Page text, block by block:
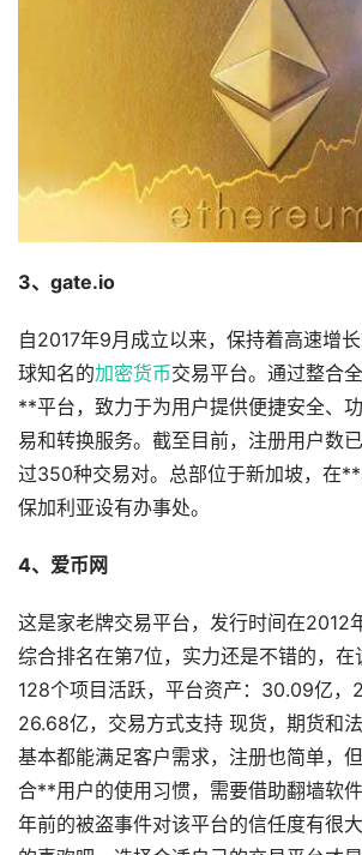
3、gate.io
自2017年9月成立以来，保持着高速增
球知名的加密货币交易平台。通过整合
**平台，致力于为用户提供便捷安全、
易和转换服务。截至目前，注册用户数
过350种交易对。总部位于新加坡，在
保加利亚设有办事处。
4、爱币网
这是家老牌交易平台，发行时间在2012
综合排名在第7位，实力还是不错的，在
128个项目活跃，平台资产：30.09亿，
26.68亿，交易方式支持 现货，期货和
基本都能满足客户需求，注册也简单，
合**用户的使用习惯，需要借助翻墙软
年前的被盗事件对该平台的信任度有很